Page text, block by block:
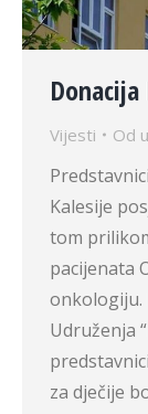
Vijesti Od
Kalesije
tom
pacijenata
onkologiju.
Udruženja
za dječije